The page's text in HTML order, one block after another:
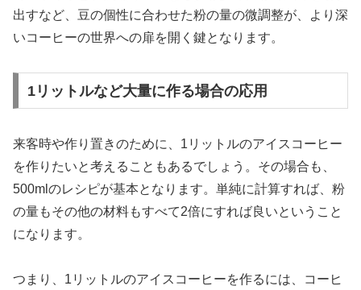
出すなど、豆の個性に合わせた粉の量の微調整が、より深
いコーヒーの世界への扉を開く鍵となります。
1リットルなど大量に作る場合の応用
来客時や作り置きのために、1リットルのアイスコーヒー
を作りたいと考えることもあるでしょう。その場合も、
500mlのレシピが基本となります。単純に計算すれば、粉
の量もその他の材料もすべて2倍にすれば良いということ
になります。
つまり、1リットルのアイスコーヒーを作るには、コーヒ